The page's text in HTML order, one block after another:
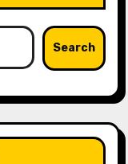
Search